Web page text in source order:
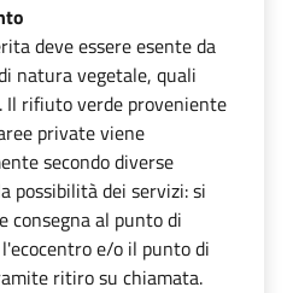
deve essere esente da
natura vegetale, quali
rifiuto verde proveniente
private viene
secondo diverse
possibilità dei servizi: si
consegna al punto di
e/o il punto di
ritiro su chiamata.